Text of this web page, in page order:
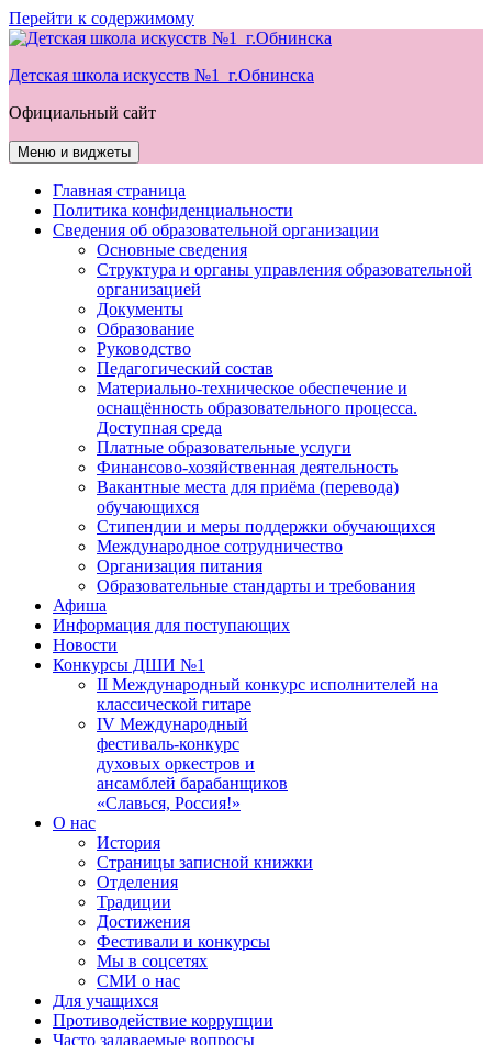
Перейти к содержимому
Детская школа искусств №1 г.Обнинска
Официальный сайт
Меню и виджеты
Главная страница
Политика конфиденциальности
Сведения об образовательной организации
Основные сведения
Структура и органы управления образовательной
организацией
Документы
Образование
Руководство
Педагогический состав
Материально-техническое обеспечение и
оснащённость образовательного процесса.
Доступная среда
Платные образовательные услуги
Финансово-хозяйственная деятельность
Вакантные места для приёма (перевода)
обучающихся
Стипендии и меры поддержки обучающихся
Международное сотрудничество
Организация питания
Образовательные стандарты и требования
Афиша
Информация для поступающих
Новости
Конкурсы ДШИ №1
II Международный конкурс исполнителей на
классической гитаре
IV Международный
фестиваль-конкурс
духовых оркестров и
ансамблей барабанщиков
«Славься, Россия!»
О нас
История
Страницы записной книжки
Отделения
Традиции
Достижения
Фестивали и конкурсы
Мы в соцсетях
СМИ о нас
Для учащихся
Противодействие коррупции
Часто задаваемые вопросы